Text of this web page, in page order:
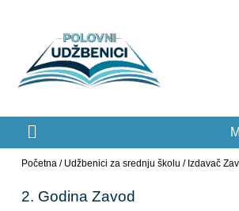
Početna/ Udžbenici za srednju školu / Izdavač
2. Godina Zavod